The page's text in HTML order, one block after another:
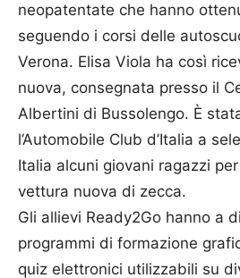
neopatentate che hanno
seguendo i corsi delle
Verona. Elisa Viola ha così
nuova, consegnata presso il
Albertini di Bussolengo. È
l’Automobile Club d’Italia a
Italia alcuni giovani ragazzi
vettura nuova di zecca.
Gli allievi Ready2Go hanno a
programmi di formazione
quiz elettronici utilizzabili su